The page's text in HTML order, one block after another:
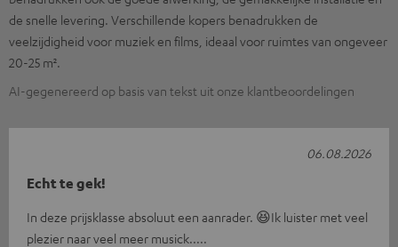
de snelle levering. Verschillende kopers benadrukken de
veelzijdigheid voor muziek en films, ideaal voor ruimtes van ongeveer
20-25 m².
AI-gegenereerd op basis van tekst uit onze klantbeoordelingen
Echt te gek!
In deze prijsklasse absoluut een aanrader. 😆Ik luister met veel
plezier naar veel meer musick.....
06.08.2026